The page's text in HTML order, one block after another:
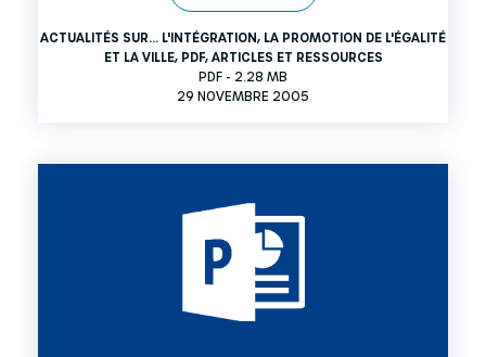
ACTUALITÉS SUR... L'INTÉGRATION, LA PROMOTION DE L'ÉGALITÉ
ET LA VILLE, PDF, ARTICLES ET RESSOURCES
PDF - 2.28 MB
29 NOVEMBRE 2005